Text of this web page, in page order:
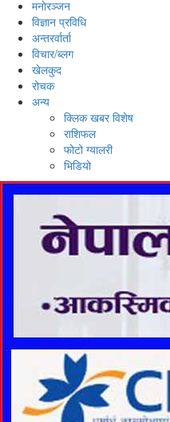
मनाेरञ्जन
विज्ञान प्रविधि
अन्तरर्वार्ता
विचार/ब्लग
खेलकुद
रोचक
अन्य
क्लिक खबर विशेष
राशिफल
फोटो ग्यालरी
भिडियो